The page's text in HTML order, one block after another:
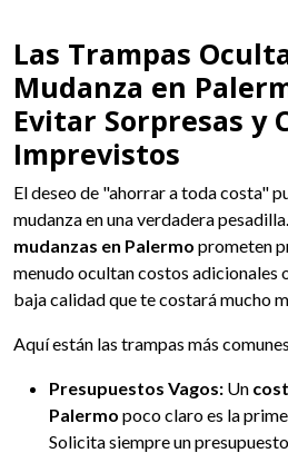
Las Trampas
Mudanza en
Evitar Sorpresas y
Imprevistos
El deseo de "ahorrar a toda costa"
mudanza en una verdadera
mudanzas en Palermo prometen
menudo ocultan costos adicionales
baja calidad que te costará mucho
Aquí están las trampas más
Presupuestos Vagos: Un
Palermo poco claro es la
Solicita siempre un